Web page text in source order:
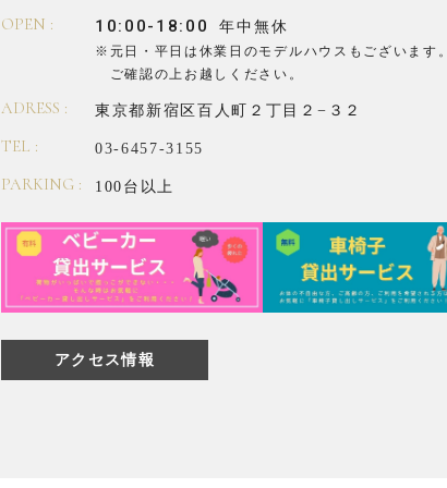
OPEN : 10:00-18:00 年中無休
※元日・平日は休業日のモデルハウスもございます。
ご確認の上お越しください。
ADRESS : 東京都新宿区百人町２丁目２−３２
TEL : 03-6457-3155
PARKING : 100台以上
アクセス情報